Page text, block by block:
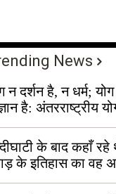
News
न दर्शन है, न धर्म;
है: अंतरराष्ट्रीय
के बाद कहाँ रहे
के इतिहास का वह
में जीवित है